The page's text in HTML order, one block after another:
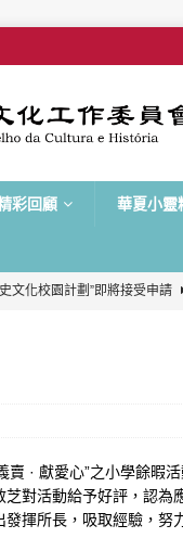
彩回顧 華夏小靈
文化校園計劃”即將接受申請
舉行
賽順利舉行 最新消息
百名學員共探澳門歷史文脈
· 獻愛心”之小學餘暇
對活動給予好評，認為
揮所長，吸取經驗，努